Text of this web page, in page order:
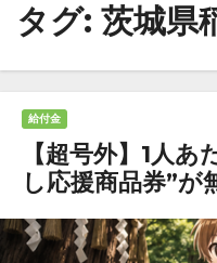
タグ: 茨城県
給付金
【超号外】1人
し応援商品券”が